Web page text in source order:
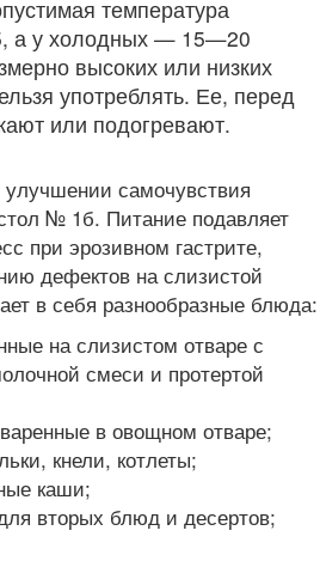
температура
а у холодных — 15—20
высоких или низких
употреблять. Ее, перед
или подогревают.
самочувствия
№ 1б. Питание подавляет
при эрозивном гастрите,
дефектов на слизистой
в себя разнообразные блюда:
на слизистом отваре с
смеси и протертой
в овощном отваре;
кнели, котлеты;
каши;
вторых блюд и десертов;